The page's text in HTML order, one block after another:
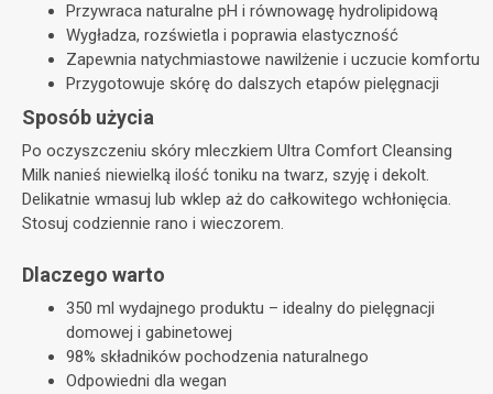
Przywraca naturalne pH i równowagę hydrolipidową
Wygładza, rozświetla i poprawia elastyczność
Zapewnia natychmiastowe nawilżenie i uczucie komfortu
Przygotowuje skórę do dalszych etapów pielęgnacji
Sposób użycia
Po oczyszczeniu skóry mleczkiem Ultra Comfort Cleansing
Milk nanieś niewielką ilość toniku na twarz, szyję i dekolt.
Delikatnie wmasuj lub wklep aż do całkowitego wchłonięcia.
Stosuj codziennie rano i wieczorem.
Dlaczego warto
350 ml wydajnego produktu – idealny do pielęgnacji
domowej i gabinetowej
98% składników pochodzenia naturalnego
Odpowiedni dla wegan